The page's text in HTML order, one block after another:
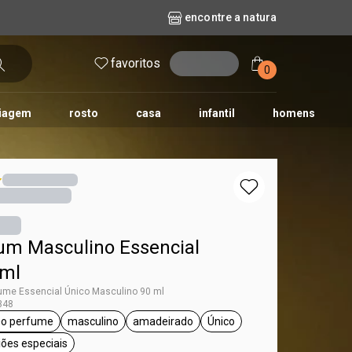
encontre a natura
favoritos 0
rosto casa infantil homens
cashbackqueridinhos das redes sociais
biografiaerva Doce
Masculino Essencial
Essencial Único Masculino 90 ml
etiqueta deo perfume
perfume
etiqueta masculino
masculino
etiqueta amadeirado
amadeirado
etiqueta Único
Único
especiais